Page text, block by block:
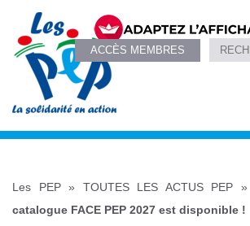
ACCÈS MEMBRES
Les PEP» TOUTES LES ACTUS PEP »
catalogue FACE PEP 2027 est disponible !